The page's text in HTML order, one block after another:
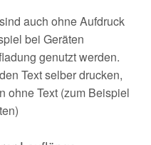
sind auch ohne Aufdruck
bei Geräten
genutzt werden.
Text selber drucken,
ohne Text (zum Beispiel